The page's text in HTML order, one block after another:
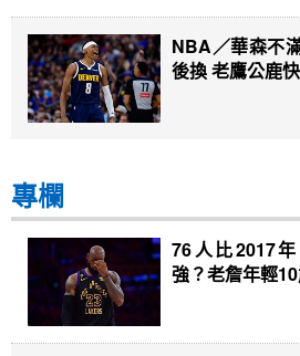
NBA／華森不
後換 老鷹公鹿
專欄
76人比2017
強？老詹年輕